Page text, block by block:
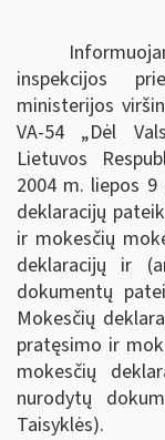
inspekcijos
ministerijos
VA-54 „Dėl
Lietuvos
2004 m. liepos 9
deklaracijų
ir mokesčių
deklaracijų ir
dokumentų
Mokesčių
pratęsimo ir
mokesčių
nurodytų
Taisyklės).